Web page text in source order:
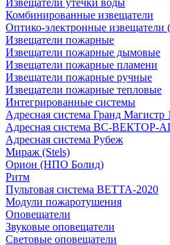
Извещатели утечки воды
Комбинированные извещатели
Оптико-электронные
Извещатели пожарные
Извещатели пожарные дымовые
Извещатели пожарные пламени
Извещатели пожарные ручные
Извещатели пожарные тепловые
Интегрированные системы
Адресная система Гранд Магистр
Адресная система ВС-ВЕКТОР-
Адресная система Рубеж
Мираж (Stels)
Орион (НПО Болид)
Ритм
Пультовая система ВЕТТА-2020
Модули пожаротушения
Оповещатели
Звуковые оповещатели
Световые оповещатели